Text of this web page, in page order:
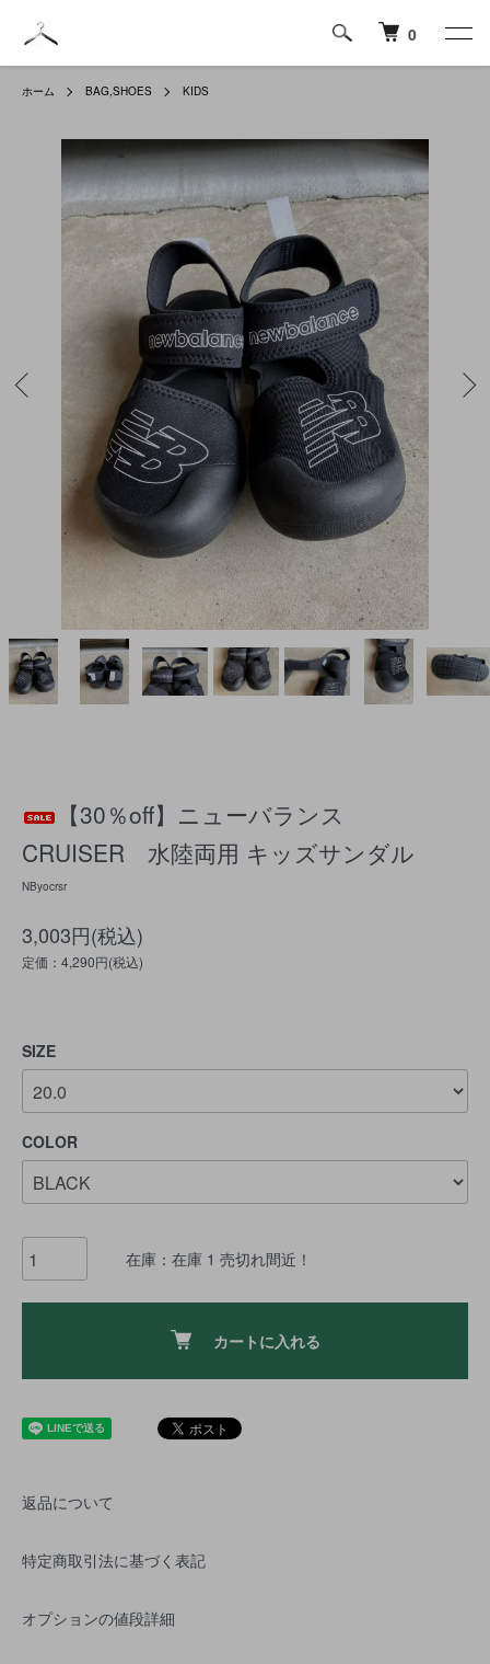
0
ホーム BAG,SHOES KIDS
【30％off】ニューバランス
CRUISER 水陸両用 キッズサンダル
NByocrsr
3,003円(税込)
定価：4,290円(税込)
SIZE
COLOR
在庫：在庫 1 売切れ間近！
カートに入れる
返品について
特定商取引法に基づく表記
オプションの値段詳細